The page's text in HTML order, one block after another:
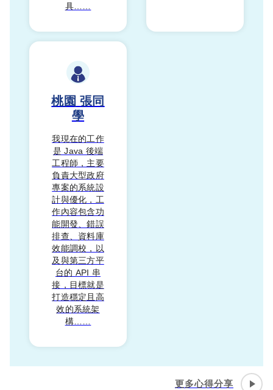
具……
桃園 張同
學
我現在的工作
是 Java 後端
工程師，主要
負責大型政府
專案的系統設
計與優化，工
作內容包含功
能開發、錯誤
排查、資料庫
效能調校，以
及與第三方平
台的 API 串
接，目標就是
打造穩定且高
效的系統架
構……
更多心得分享